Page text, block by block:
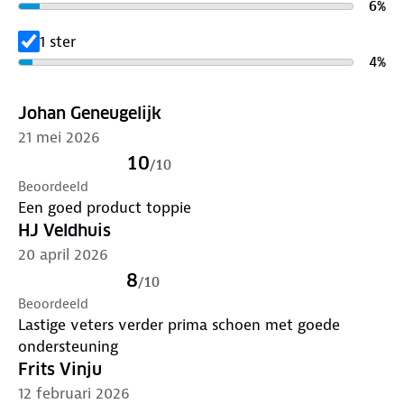
je schoenen. Voorkom dat je ergens achter blijft
haken en valt.
wandelschoenen kiest voor jouw avontuur. Verleng
de levensduur van je schoenen met goed
onderhoud. Zijn je schoenen aan vervanging toe?
Lever ze in bij onze winkels. Wij geven ze een
nieuwe bestemming.
6%
1 ster
4%
Johan Geneugelijk
21 mei 2026
10/10
Beoordeeld
Een goed product toppie
HJ Veldhuis
20 april 2026
8/10
Beoordeeld
Lastige veters verder prima schoen met goede
ondersteuning
Frits Vinju
12 februari 2026